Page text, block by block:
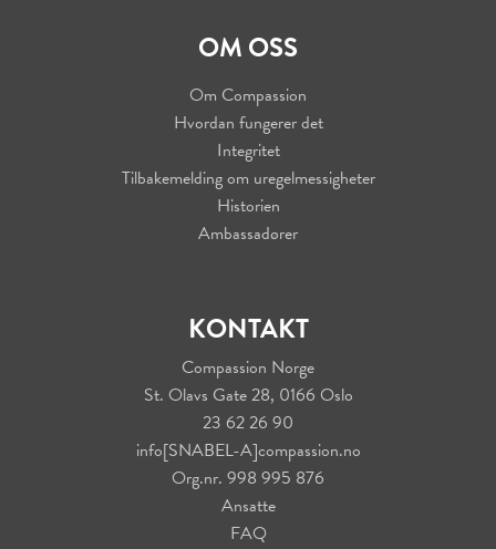
OM OSS
Om Compassion
Hvordan fungerer det
Integritet
Tilbakemelding om uregelmessigheter
Historien
Ambassadører
KONTAKT
Compassion Norge
St. Olavs Gate 28, 0166 Oslo
23 62 26 90
info[SNABEL-A]compassion.no
Org.nr. 998 995 876
Ansatte
FAQ